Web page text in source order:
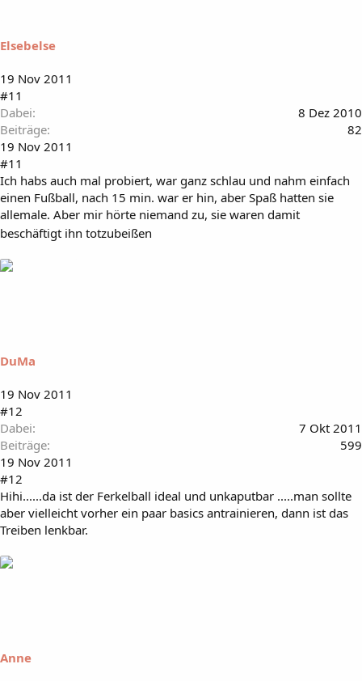
Elsebelse
19 Nov 2011
#11
Dabei
8 Dez 2010
Beiträge
82
19 Nov 2011
#11
Ich habs auch mal probiert, war ganz schlau und nahm einfach
einen Fußball, nach 15 min. war er hin, aber Spaß hatten sie
allemale. Aber mir hörte niemand zu, sie waren damit
beschäftigt ihn totzubeißen
DuMa
19 Nov 2011
#12
Dabei
7 Okt 2011
Beiträge
599
19 Nov 2011
#12
Hihi......da ist der Ferkelball ideal und unkaputbar .....man sollte
aber vielleicht vorher ein paar basics antrainieren, dann ist das
Treiben lenkbar.
Anne